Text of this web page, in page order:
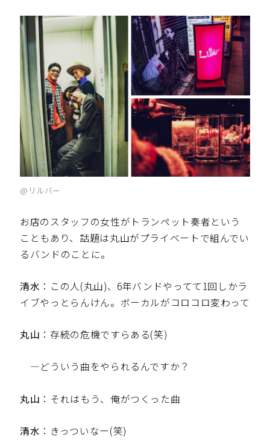
@リルバー
お店のスタッフの女性がトランペット奏者という
こともあり、話題は丸山がプライベートで組んでい
るバンドのことに。
清水 ：この人(丸山)、6年バンドやってて1回しかラ
イブやっとらんけん。ボーカルがコロコロ変わって
丸山 ：存続の危機ですらある(笑)
—どういう曲をやられるんですか？
丸山 ：それはもう、俺がつくった曲
清水 ：きっついなー(笑)